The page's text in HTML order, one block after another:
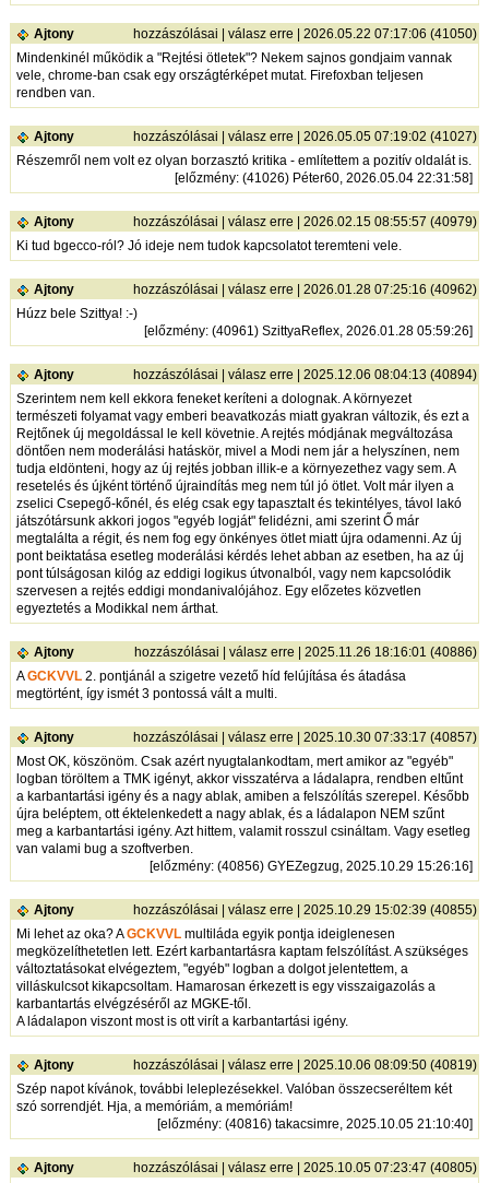
Ajtony hozzászólásai |válasz erre | 2026.05.22 07:17:06 (41050)
Mindenkinél működik a "Rejtési ötletek"? Nekem sajnos gondjaim vannak
vele, chrome-ban csak egy országtérképet mutat. Firefoxban teljesen
rendben van.
Ajtony hozzászólásai |válasz erre | 2026.05.05 07:19:02 (41027)
Részemről nem volt ez olyan borzasztó kritika - említettem a pozitív oldalát is.
[előzmény: (41026) Péter60, 2026.05.04 22:31:58]
Ajtony hozzászólásai |válasz erre | 2026.02.15 08:55:57 (40979)
Ki tud bgecco-ról? Jó ideje nem tudok kapcsolatot teremteni vele.
Ajtony hozzászólásai |válasz erre | 2026.01.28 07:25:16 (40962)
Húzz bele Szittya! :-)
[előzmény: (40961) SzittyaReflex, 2026.01.28 05:59:26]
Ajtony hozzászólásai |válasz erre | 2025.12.06 08:04:13 (40894)
Szerintem nem kell ekkora feneket keríteni a dolognak. A környezet
természeti folyamat vagy emberi beavatkozás miatt gyakran változik, és ezt a
Rejtőnek új megoldással le kell követnie. A rejtés módjának megváltozása
döntően nem moderálási hatáskör, mivel a Modi nem jár a helyszínen, nem
tudja eldönteni, hogy az új rejtés jobban illik-e a környezethez vagy sem. A
resetelés és újként történő újraindítás meg nem túl jó ötlet. Volt már ilyen a
zselici Csepegő-kőnél, és elég csak egy tapasztalt és tekintélyes, távol lakó
játszótársunk akkori jogos "egyéb logját" felidézni, ami szerint Ő már
megtalálta a régit, és nem fog egy önkényes ötlet miatt újra odamenni. Az új
pont beiktatása esetleg moderálási kérdés lehet abban az esetben, ha az új
pont túlságosan kilóg az eddigi logikus útvonalból, vagy nem kapcsolódik
szervesen a rejtés eddigi mondanivalójához. Egy előzetes közvetlen
egyeztetés a Modikkal nem árthat.
Ajtony hozzászólásai |válasz erre | 2025.11.26 18:16:01 (40886)
AGCKVVL 2. pontjánál a szigetre vezető híd felújítása és átadása
megtörtént, így ismét 3 pontossá vált a multi.
Ajtony hozzászólásai |válasz erre | 2025.10.30 07:33:17 (40857)
Most OK, köszönöm. Csak azért nyugtalankodtam, mert amikor az "egyéb"
logban töröltem a TMK igényt, akkor visszatérva a ládalapra, rendben eltűnt
a karbantartási igény és a nagy ablak, amiben a felszólítás szerepel. Később
újra beléptem, ott éktelenkedett a nagy ablak, és a ládalapon NEM szűnt
meg a karbantartási igény. Azt hittem, valamit rosszul csináltam. Vagy esetleg
van valami bug a szoftverben.
[előzmény: (40856) GYEZegzug, 2025.10.29 15:26:16]
Ajtony hozzászólásai |válasz erre | 2025.10.29 15:02:39 (40855)
Mi lehet az oka? AGCKVVL multiláda egyik pontja ideiglenesen
megközelíthetetlen lett. Ezért karbantartásra kaptam felszólítást. A szükséges
változtatásokat elvégeztem, "egyéb" logban a dolgot jelentettem, a
villáskulcsot kikapcsoltam. Hamarosan érkezett is egy visszaigazolás a
karbantartás elvégzéséről az MGKE-től.
A ládalapon viszont most is ott virít a karbantartási igény.
Ajtony hozzászólásai |válasz erre | 2025.10.06 08:09:50 (40819)
Szép napot kívánok, további leleplezésekkel. Valóban összecseréltem két
szó sorrendjét. Hja, a memóriám, a memóriám!
[előzmény: (40816) takacsimre, 2025.10.05 21:10:40]
Ajtony hozzászólásai |válasz erre | 2025.10.05 07:23:47 (40805)